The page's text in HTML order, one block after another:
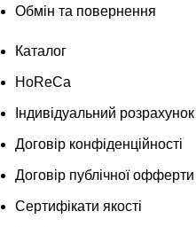
Обмін та повернення
Каталог
HoReCa
Індивідуальний розрахунок
Договір конфіденційності
Договір публічної офферти
Сертифікати якості